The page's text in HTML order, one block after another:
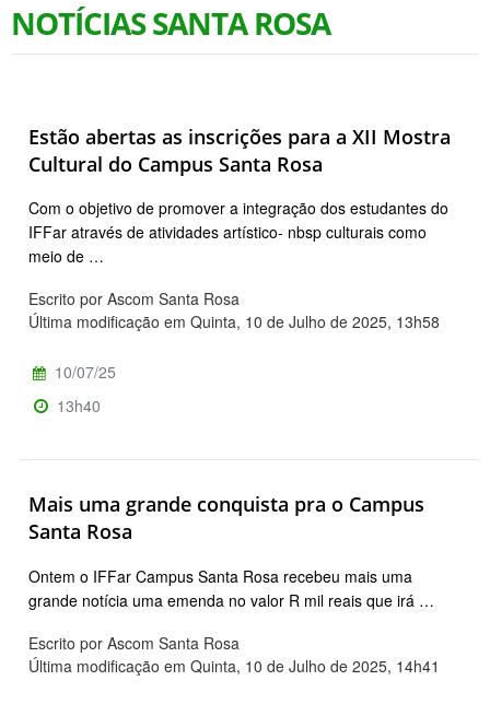
NOTÍCIAS SANTA ROSA
Estão abertas as inscrições para a XII Mostra
Cultural do Campus Santa Rosa
Com o objetivo de promover a integração dos estudantes do
IFFar através de atividades artístico- nbsp culturais como
meio de …
Escrito por Ascom Santa Rosa
Última modificação em Quinta, 10 de Julho de 2025, 13h58
10/07/25
13h40
Mais uma grande conquista pra o Campus
Santa Rosa
Ontem o IFFar Campus Santa Rosa recebeu mais uma
grande notícia uma emenda no valor R mil reais que irá …
Escrito por Ascom Santa Rosa
Última modificação em Quinta, 10 de Julho de 2025, 14h41